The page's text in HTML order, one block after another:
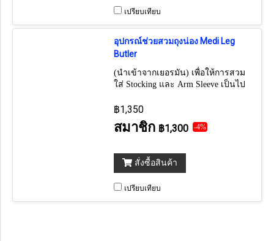
เปรียบเทียบ
อุปกรณ์ช่วยสวมถุงน่อง Medi Leg
Butler
(นำเข้าจากเยอรมัน) เพื่อให้การสวม
ใส่ Stocking และ Arm Sleeve เป็นไป
฿1,350
สมาชิก ฿1,300 -4%
สั่งซื้อสินค้า
เปรียบเทียบ